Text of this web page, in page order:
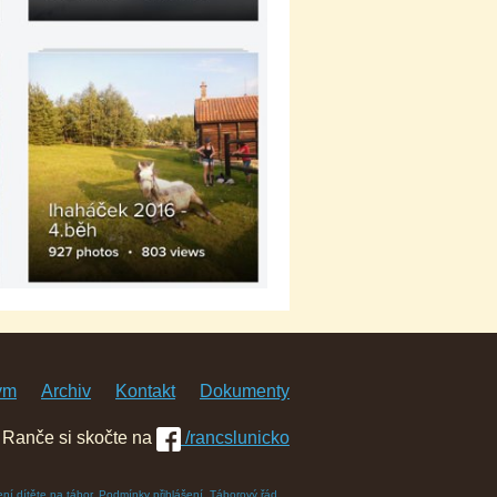
Archiv Kontakt Dokumenty
si skočte na /rancslunicko